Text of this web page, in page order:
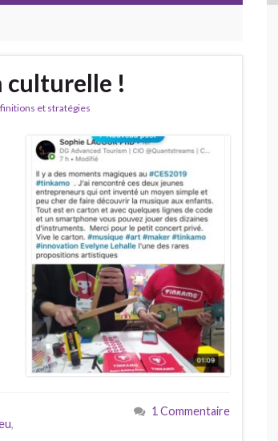
culturelle !
et stratégies
,
1 Commentaire